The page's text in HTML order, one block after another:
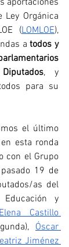
aportaciones
Ley Orgánica
(LOMLOE),
a todos y
, y
para su
el último
esta ronda
con el Grupo
19 de
as del
y
Castillo
Óscar
Jiménez